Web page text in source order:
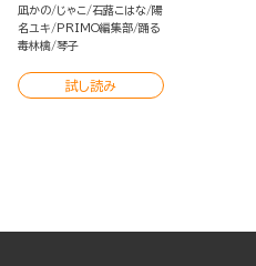
凪かの じゃこ 石蕗こはな 陽
名ユキ
PRIMO編集部 踊る
毒林檎 琴子
試し読み